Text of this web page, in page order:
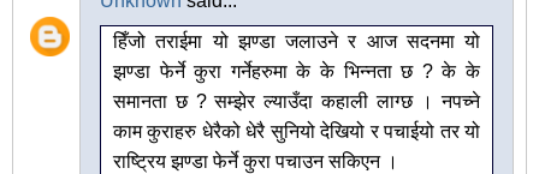
हिँजो तराईमा यो झण्डा जलाउने र आज सदनमा यो
झण्डा फेर्ने कुरा गर्नेहरुमा के के भिन्नता छ ? के के
समानता छ ? सम्झेर ल्याउँदा कहाली लाग्छ । नपच्ने
काम कुराहरु धेरैको धेरै सुनियो देखियो र पचाईयो तर यो
राष्ट्रिय झण्डा फेर्ने कुरा पचाउन सकिएन ।